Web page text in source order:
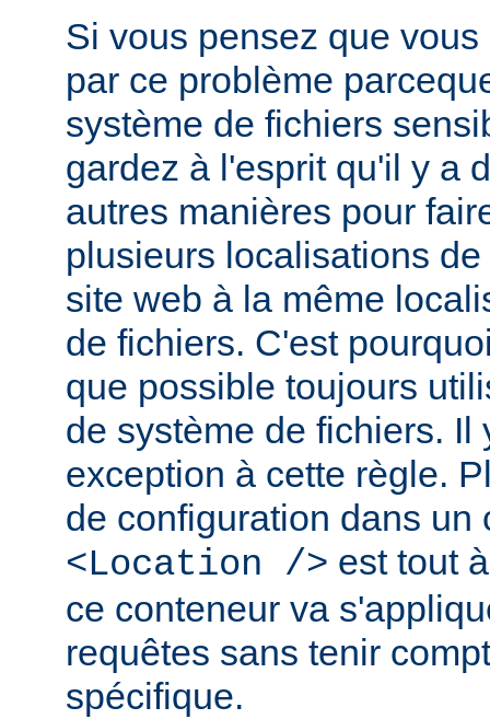
Si vous pensez que
par ce problème
système de fichiers
gardez à l'esprit qu'il y a
autres manières pour
plusieurs localisations
site web à la même
de fichiers. C'est
que possible toujours
de système de fichiers. Il
exception à cette règle.
de configuration dans un
<Location /> est tout
ce conteneur va
requêtes sans tenir
spécifique.